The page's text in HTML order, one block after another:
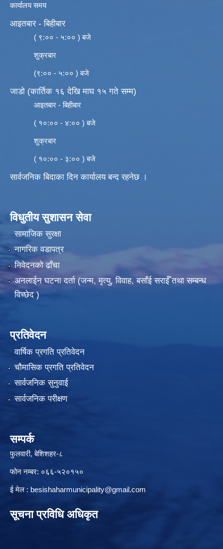
कार्यालय समय
आइतबार - बिहीबार
( ९:०० - ५:०० ) बजे
शुक्रबार
(९:०० - ५:०० ) बजे
जाडो (कार्तिक १६ देखि माघ १५ गते सम्म)
आइतबार - बिहीबार
( १०:०० - ४:०० ) बजे
शुक्रबार
( १०:०० - ३:०० ) बजे
सार्वजनिक बिदाका दिन कार्यालय बन्द रहनेछ ।
विधुतीय सुशासन सेवा
सामाजिक सुरक्षा
नागरिक वडापत्र
निवेदनको ढाँचा
अनलाईन घटना दर्ता (जन्म, मृत्यु, विवाह, बसाँई सराईँ तथा सम्बन्ध
विच्छेद )
प्रतिवेदन
वार्षिक प्रगति प्रतिवेदन
चौमासिक प्रगति प्रतिवेदन
सार्वजनिक सुनुवाई
सार्वजनिक परीक्षण
सम्पर्क
फुलवारी, बेशिशहर-८
फोन नम्बर: ०६६-५२०१५०
ई मेल : besishaharmunicipality@gmail.com
सूचना प्रविधि अधिकृत